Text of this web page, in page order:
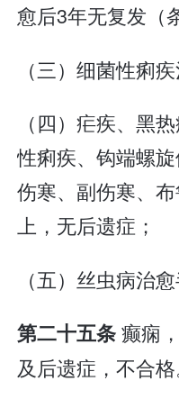
愈后3年无复发（
（三）细菌性痢
（四）疟疾、黑
性痢疾、钩端螺旋
伤寒、副伤寒、
上，无后遗症；
（五）丝虫病治
第二十五条癫痫
及后遗症，不合格